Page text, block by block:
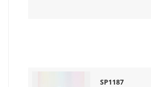
SP1187